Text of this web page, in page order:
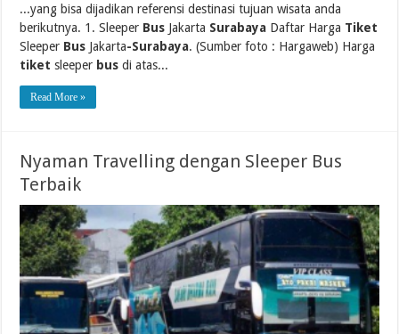
...yang bisa dijadikan referensi destinasi tujuan wisata anda
berikutnya. 1. Sleeper Bus Jakarta Surabaya Daftar Harga Tiket
Sleeper Bus Jakarta-Surabaya. (Sumber foto : Hargaweb) Harga
tiket sleeper bus di atas...
Read More »
Nyaman Travelling dengan Sleeper Bus
Terbaik